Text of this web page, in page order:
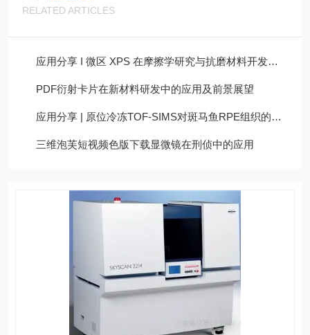
RELATED ARTICLES
应用分享 I 微区 XPS 在摩擦学研究与抗磨材料开发中的应用
PDF衍射卡片在新材料研发中的应用及前景展望
应用分享 | 原位冷冻TOF-SIMS对斑马鱼RPE组织的生物成像
三维泡芙短视频色版下载显微镜在刑侦中的应用